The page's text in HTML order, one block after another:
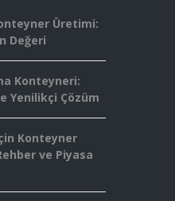
Üretimi:
Değeri
Konteyneri:
Yenilikçi Çözüm
Konteyner
ve Piyasa